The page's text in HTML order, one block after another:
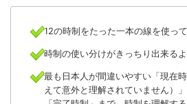
12の時制をたった一本の線を使って
時制の使い分けがきっちり出来るよ
最も日本人が間違いやすい「現在
えて意外と理解されていません）